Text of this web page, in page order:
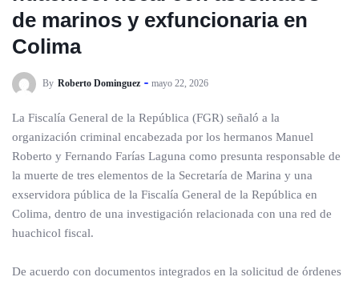
de marinos y exfuncionaria en
Colima
By Roberto Dominguez mayo 22, 2026
La Fiscalía General de la República (FGR) señaló a la
organización criminal encabezada por los hermanos Manuel
Roberto y Fernando Farías Laguna como presunta responsable de
la muerte de tres elementos de la Secretaría de Marina y una
exservidora pública de la Fiscalía General de la República en
Colima, dentro de una investigación relacionada con una red de
huachicol fiscal.
De acuerdo con documentos integrados en la solicitud de órdenes